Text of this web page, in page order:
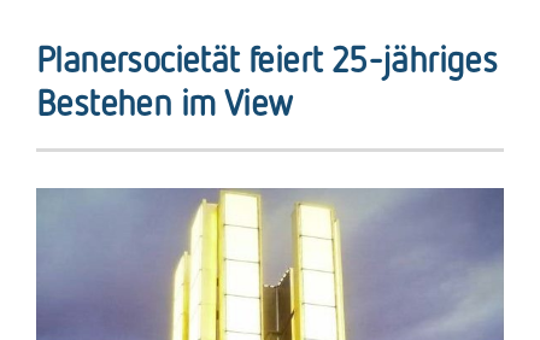
Planersocietät feiert 25-jähriges
Bestehen im View